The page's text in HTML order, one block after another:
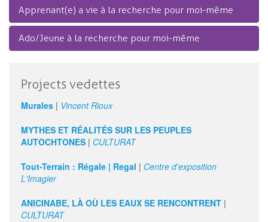
Apprenant(e) a vie à la recherche pour moi-même
Ado/Jeune à la recherche pour moi-même
Projects vedettes
Murales | Vincent Rioux
MYTHES ET RÉALITÉS SUR LES PEUPLES
AUTOCHTONES | CULTURAT
Tout-Terrain : Régale | Regal | Centre d'exposition
L'Imagier
ANICINABE, LÀ OÙ LES EAUX SE RENCONTRENT |
CULTURAT